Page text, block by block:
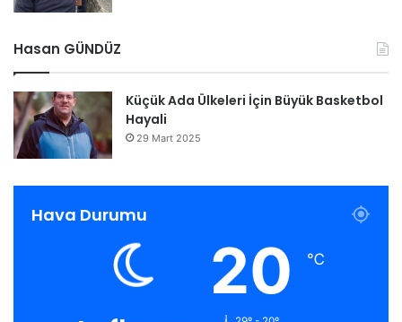
Hasan GÜNDÜZ
Küçük Ada Ülkeleri İçin Büyük Basketbol
Hayali
29 Mart 2025
Hava Durumu
20 ℃